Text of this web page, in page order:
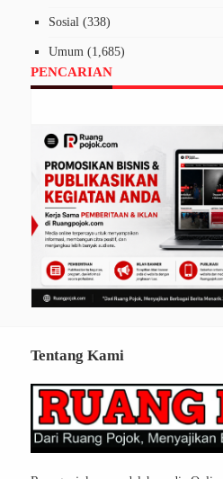
Sosial (338)
Umum (1,685)
PENCARIAN
Tentang Kami